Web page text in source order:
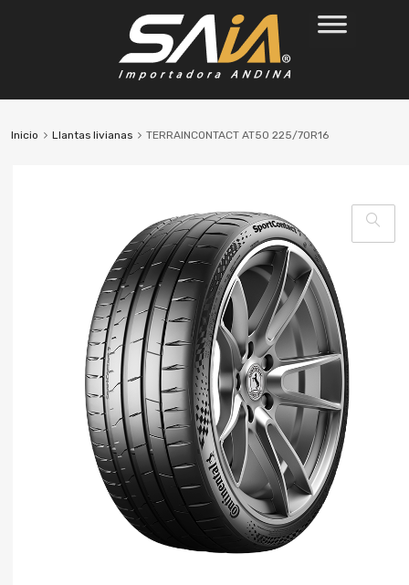
Inicio Llantas livianas TERRAINCONTACT AT50 225/70R16